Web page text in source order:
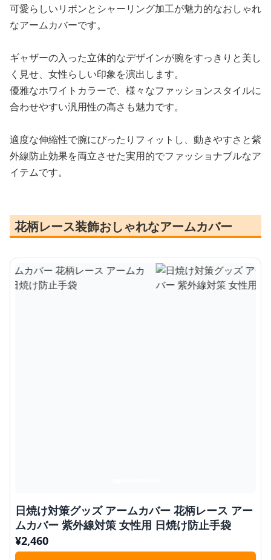
可愛らしいリボンとシャーリング加工が魅力的なおしゃれ
なアームカバーです。
ギャザーの入った立体的なデザインが腕をすっきりと美し
く見せ、女性らしい印象を演出します。
優雅なホワイトカラーで、様々なファッションスタイルに
合わせやすい汎用性の高さも魅力です。
適度な伸縮性で腕にぴったりフィットし、動きやすさと紫
外線防止効果を両立させた実用的でファッショナブルなア
イテムです。
花柄レース装飾おしゃれなアームカバー
日焼け対策グッズ アームカバー 花柄レース アー
ムカバー 紫外線対策 女性用 日焼け防止手袋
¥2,460